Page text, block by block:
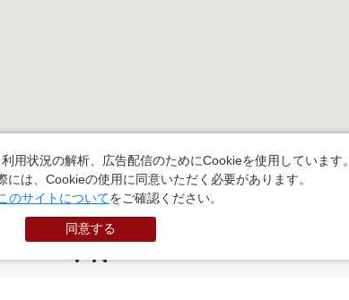
PR
用状況の解析、広告配信のためにCookieを使用しています。
には、Cookieの使用に同意いただく必要があります。
のサイトについてをご確認ください。
同意する